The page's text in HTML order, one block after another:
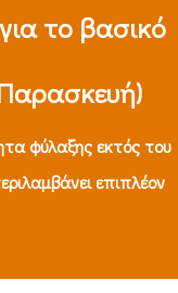
το βασικό
φύλαξης εκτός του
επιπλέον